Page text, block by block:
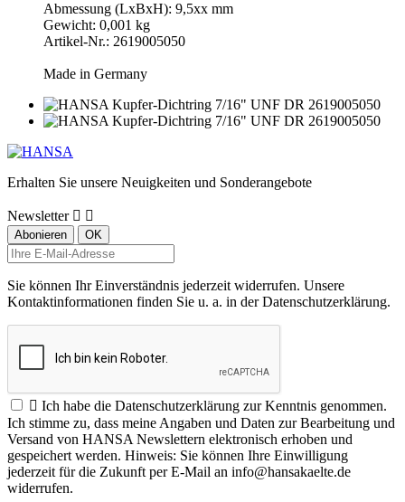
Abmessung (LxBxH): 9,5xx mm
Gewicht: 0,001 kg
Artikel-Nr.: 2619005050
Made in Germany
Erhalten Sie unsere Neuigkeiten und Sonderangebote
Newsletter  
Sie können Ihr Einverständnis jederzeit widerrufen. Unsere
Kontaktinformationen finden Sie u. a. in der Datenschutzerklärung.
 Ich habe die Datenschutzerklärung zur Kenntnis genommen.
Ich stimme zu, dass meine Angaben und Daten zur Bearbeitung und
Versand von HANSA Newslettern elektronisch erhoben und
gespeichert werden. Hinweis: Sie können Ihre Einwilligung
jederzeit für die Zukunft per E-Mail an info@hansakaelte.de
widerrufen.